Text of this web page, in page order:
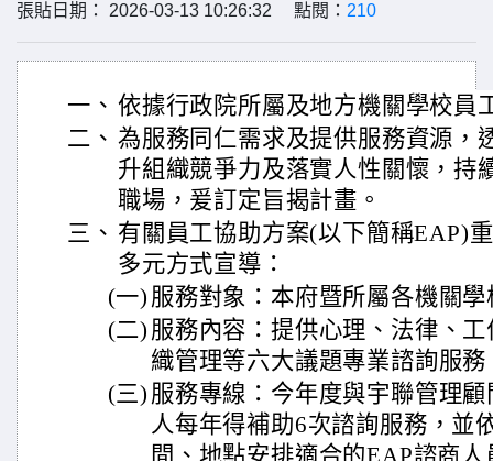
張貼日期： 2026-03-13 10:26:32 點閱： 210
一、 依據行政院所屬及地方機關學校員
二、 為服務同仁需求及提供服務資源，
升組織競爭力及落實人性關懷，持
職場，爰訂定旨揭計畫。
三、 有關員工協助方案(以下簡稱EAP)
多元方式宣導：
(一) 服務對象：本府暨所屬各機關
(二) 服務內容：提供心理、法律、
織管理等六大議題專業諮詢服務
(三) 服務專線：今年度與宇聯管理
人每年得補助6次諮詢服務，並
間、地點安排適合的EAP諮商